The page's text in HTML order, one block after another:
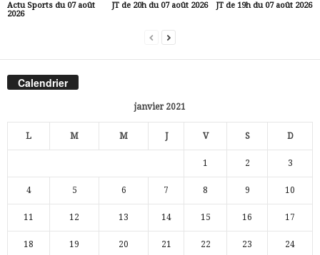
Actu Sports du 07 août
2026
JT de 20h du 07 août 2026 JT de 19h du 07 août 2026
Calendrier
janvier 2021
L M M J V S D
1 2 3
4 5 6 7 8 9 10
11 12 13 14 15 16 17
18 19 20 21 22 23 24